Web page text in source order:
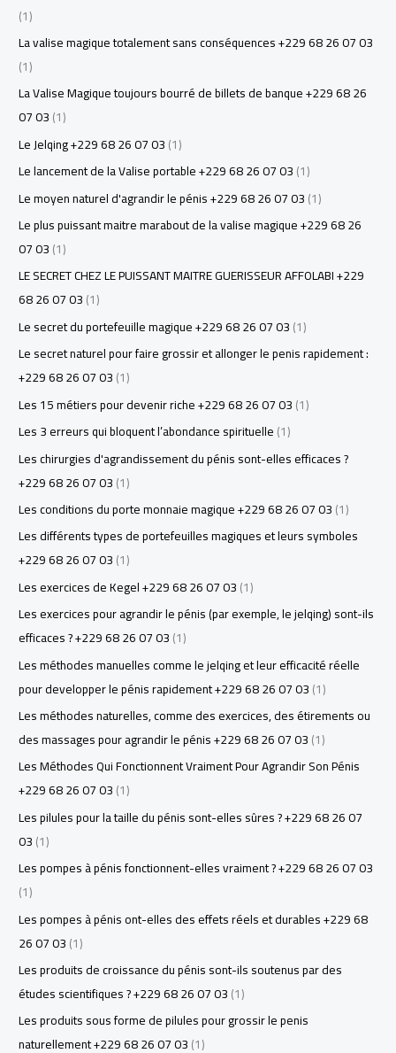
(1)
La valise magique totalement sans conséquences +229 68 26 07 03
(1)
La Valise Magique toujours bourré de billets de banque +229 68 26
07 03(1)
Le Jelqing +229 68 26 07 03(1)
Le lancement de la Valise portable +229 68 26 07 03(1)
Le moyen naturel d'agrandir le pénis +229 68 26 07 03(1)
Le plus puissant maitre marabout de la valise magique +229 68 26
07 03(1)
LE SECRET CHEZ LE PUISSANT MAITRE GUERISSEUR AFFOLABI +229
68 26 07 03(1)
Le secret du portefeuille magique +229 68 26 07 03(1)
Le secret naturel pour faire grossir et allonger le penis rapidement :
+229 68 26 07 03(1)
Les 15 métiers pour devenir riche +229 68 26 07 03(1)
Les 3 erreurs qui bloquent l’abondance spirituelle(1)
Les chirurgies d'agrandissement du pénis sont-elles efficaces ?
+229 68 26 07 03(1)
Les conditions du porte monnaie magique +229 68 26 07 03(1)
Les différents types de portefeuilles magiques et leurs symboles
+229 68 26 07 03(1)
Les exercices de Kegel +229 68 26 07 03(1)
Les exercices pour agrandir le pénis (par exemple, le jelqing) sont-ils
efficaces ? +229 68 26 07 03(1)
Les méthodes manuelles comme le jelqing et leur efficacité réelle
pour developper le pénis rapidement +229 68 26 07 03(1)
Les méthodes naturelles, comme des exercices, des étirements ou
des massages pour agrandir le pénis +229 68 26 07 03(1)
Les Méthodes Qui Fonctionnent Vraiment Pour Agrandir Son Pénis
+229 68 26 07 03(1)
Les pilules pour la taille du pénis sont-elles sûres ? +229 68 26 07
03(1)
Les pompes à pénis fonctionnent-elles vraiment ? +229 68 26 07 03
(1)
Les pompes à pénis ont-elles des effets réels et durables +229 68
26 07 03(1)
Les produits de croissance du pénis sont-ils soutenus par des
études scientifiques ? +229 68 26 07 03(1)
Les produits sous forme de pilules pour grossir le penis
naturellement +229 68 26 07 03(1)